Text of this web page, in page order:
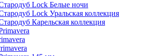
Lock Белые ночи
Lock Уральская коллекция
Карельская коллекция